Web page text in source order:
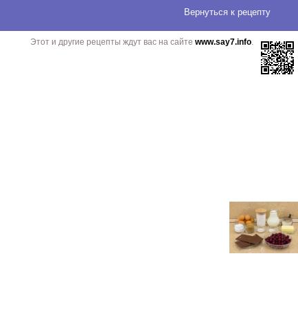
Вернуться к рецепту
Этот и другие рецепты ждут вас на сайте www.say7.info.